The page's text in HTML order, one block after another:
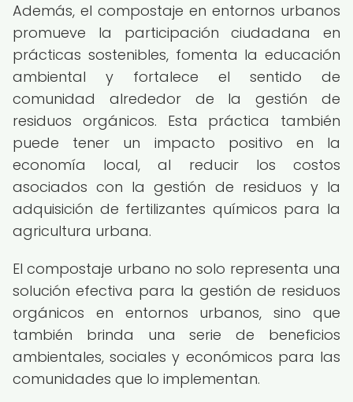
Además, el compostaje en entornos urbanos
promueve la participación ciudadana en
prácticas sostenibles, fomenta la educación
ambiental y fortalece el sentido de
comunidad alrededor de la gestión de
residuos orgánicos. Esta práctica también
puede tener un impacto positivo en la
economía local, al reducir los costos
asociados con la gestión de residuos y la
adquisición de fertilizantes químicos para la
agricultura urbana.
El compostaje urbano no solo representa una
solución efectiva para la gestión de residuos
orgánicos en entornos urbanos, sino que
también brinda una serie de beneficios
ambientales, sociales y económicos para las
comunidades que lo implementan.